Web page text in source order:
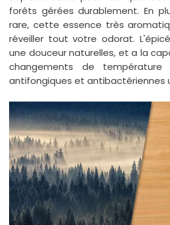
forêts gérées durablement. En
rare, cette essence très
réveiller tout votre odorat.
une douceur naturelles, et a la
changements de
antifongiques et antibactériennes